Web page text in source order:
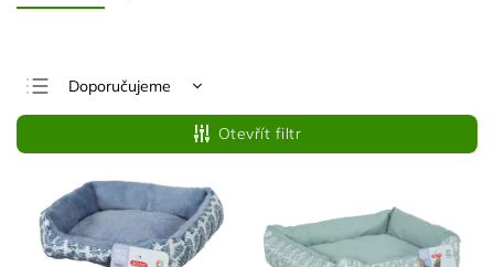
Doporučujeme
Nejlevnější
Nejdražší
Nejprodávanější
Abecedně
Otevřít filtr